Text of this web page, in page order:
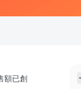
額已創